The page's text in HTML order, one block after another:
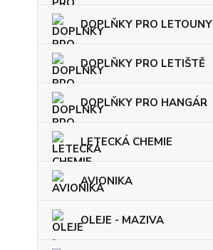
DOPLŇKY PRO LETOUNY
DOPLŇKY PRO LETIŠTĚ
DOPLŇKY PRO HANGÁR
LETECKÁ CHEMIE
AVIONIKA
OLEJE - MAZIVA